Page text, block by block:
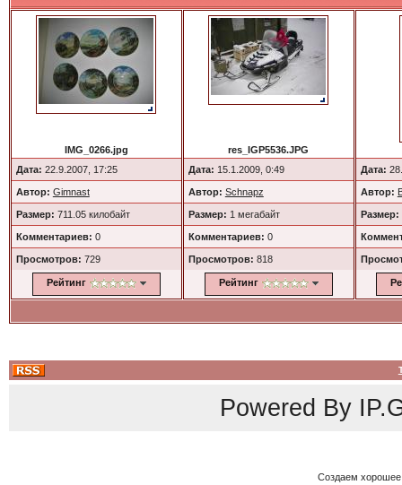
IMG_0266.jpg
Дата: 22.9.2007, 17:25
Автор: Gimnast
Размер: 711.05 килобайт
Комментариев: 0
Просмотров: 729
Рейтинг
res_IGP5536.JPG
Дата: 15.1.2009, 0:49
Автор: Schnapz
Размер: 1 мегабайт
Комментариев: 0
Просмотров: 818
Рейтинг
Дата:
Автор:
Размер:
Powered By
Создаем